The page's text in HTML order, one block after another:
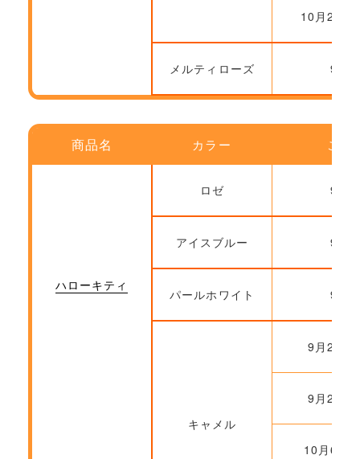
10月20日
メルティローズ 9月
商品名 カラー ご注
ハローキティ
ロゼ 9月
アイスブルー 9月
パールホワイト 9月
キャメル
9月22日
9月29日
10月6日